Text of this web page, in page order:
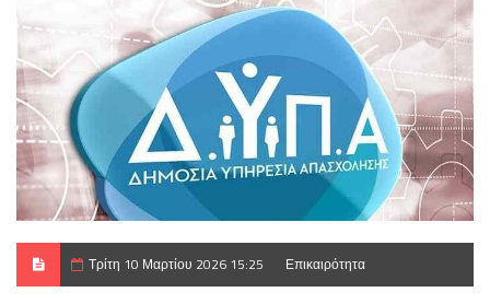
Τρίτη 10 Μαρτίου 2026 15:25 Επικαιρότητα